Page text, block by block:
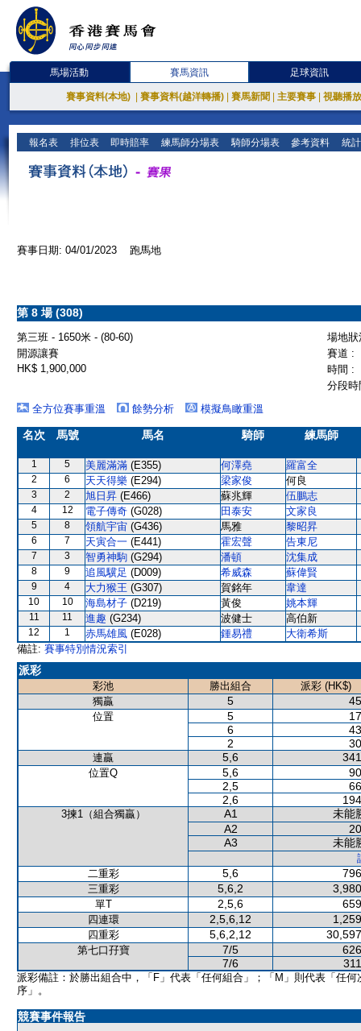
馬場活動 賽馬資訊 足球資訊
賽事資料(本地) 賽事資料(越洋轉播) 賽馬新聞 主要賽事 視聽播
報名表 排位表 即時賠率 練馬師分場表 騎師分場表 參考資料 統
賽事日期: 04/01/2023 跑馬地
第 8 場 (308)
第三班 - 1650米 - (80-60)
場地
開源讓賽
賽道 :
HK$ 1,900,000
時間 :
分段
全方位賽事重溫
餘勢分析 模擬鳥瞰重溫
名次 馬號 馬名 騎師 練馬師
1 5 美麗滿滿 (E355) 何澤堯 羅富全
2 6 天天得樂 (E294) 梁家俊 何良
3 2 旭日昇 (E466) 蘇兆輝 伍鵬志
4 12 電子傳奇 (G028) 田泰安 文家良
5 8 領航宇宙 (G436) 馬雅 黎昭昇
6 7 天寅合一 (E441) 霍宏聲 告東尼
7 3 智勇神駒 (G294) 潘頓 沈集成
8 9 追風驥足 (D009) 希威森 蘇偉賢
9 4 大力猴王 (G307) 賀銘年 韋達
10 10 海島材子 (D219) 黃俊 姚本輝
11 11 進趣 (G234) 波健士 高伯新
12 1 赤馬雄風 (E028) 鍾易禮
大衛希斯
備註: 賽事特別情況索引
派彩
彩池 勝出組合
派彩 (HK$)
獨贏
5
位置 5
6
2
連贏 5,6
位置Q 5,6
2,5
2,6
3揀1（組合獨贏） A1
未能
A2
A3
未能
二重彩
5,6
三重彩 5,6,2
單T 2,5,6
四連環 2,5,6,12
四重彩 5,6,2,12
第七口孖寶 7/5
7/6
派彩備註：於勝出組合中，「F」代表「任何組合」；「M」則代表「任何
序」。
競賽事件報告